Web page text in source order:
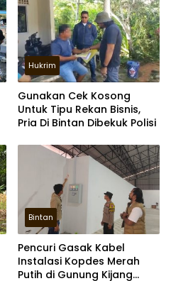
Hukrim
Gunakan Cek Kosong
Untuk Tipu Rekan Bisnis,
Pria Di Bintan Dibekuk Polisi
Bintan
Pencuri Gasak Kabel
Instalasi Kopdes Merah
Putih di Gunung Kijang